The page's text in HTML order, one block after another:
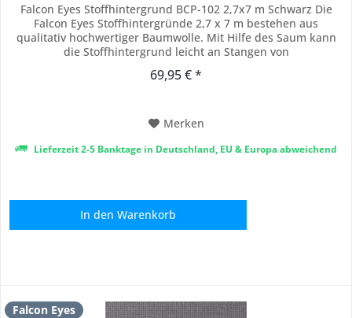
Falcon Eyes Stoffhintergrund BCP-102 2,7x7 m Schwarz Die
Falcon Eyes Stoffhintergründe 2,7 x 7 m bestehen aus
qualitativ hochwertiger Baumwolle. Mit Hilfe des Saum kann
die Stoffhintergrund leicht an Stangen von
Stoffhintergründe sind belastbar und können auch als
69,95 € *
Merken
Lieferzeit 2-5 Banktage in Deutschland, EU & Europa abweichend
In den Warenkorb
Falcon Eyes